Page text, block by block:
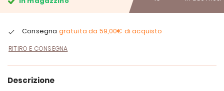
Consegna gratuita da 59,00€ di acquisto
RITIRO E CONSEGNA
Descrizione